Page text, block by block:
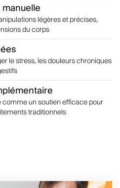
légères et précises,
du corps
le stress, les douleurs chroniques
comme un soutien efficace pour
traditionnels